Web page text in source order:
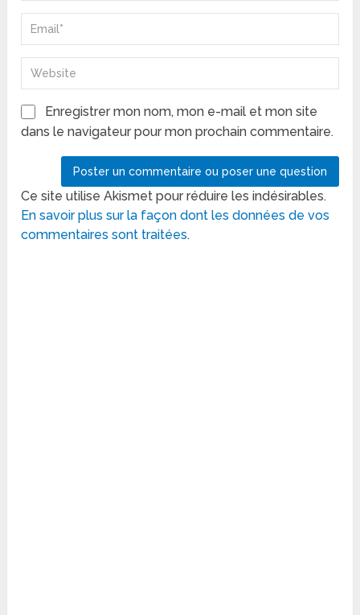
Enregistrer mon nom, mon e-mail et mon site
dans le navigateur pour mon prochain commentaire.
Ce site utilise Akismet pour réduire les indésirables.
En savoir plus sur la façon dont les données de vos
commentaires sont traitées.